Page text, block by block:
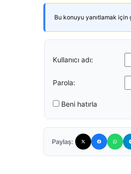
Bu konuyu yanıtlamak için
Kullanıcı adı:
Parola:
Beni hatırla
Paylaş: